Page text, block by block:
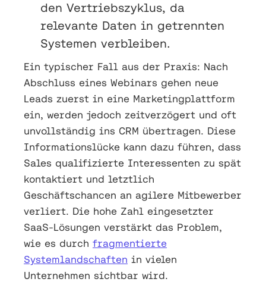
den Vertriebszyklus, da
relevante Daten in getrennten
Systemen verbleiben.
Ein typischer Fall aus der Praxis: Nach
Abschluss eines Webinars gehen neue
Leads zuerst in eine Marketingplattform
ein, werden jedoch zeitverzögert und oft
unvollständig ins CRM übertragen. Diese
Informationslücke kann dazu führen, dass
Sales qualifizierte Interessenten zu spät
kontaktiert und letztlich
Geschäftschancen an agilere Mitbewerber
verliert. Die hohe Zahl eingesetzter
SaaS-Lösungen verstärkt das Problem,
wie es durch fragmentierte
Systemlandschaften in vielen
Unternehmen sichtbar wird.